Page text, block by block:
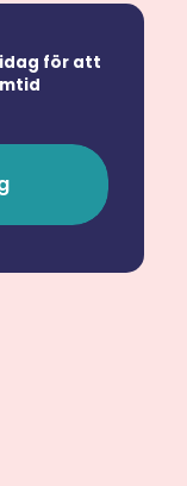
för att